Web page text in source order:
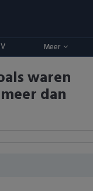
Meer
waren
dan